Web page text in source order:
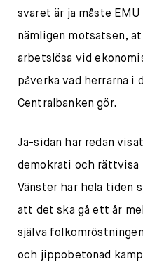
svaret är ja måste
nämligen motsatsen,
arbetslösa vid
påverka vad herrarna i
Centralbanken gör.
Ja-sidan har redan
demokrati och rättvisa
Vänster har hela tiden
att det ska gå ett år
själva
och jippobetonad